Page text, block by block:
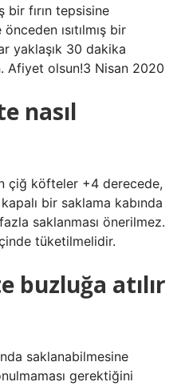
bir fırın tepsisine
ısıtılmış bir
yaklaşık 30 dakika
Afiyet olsun!3 Nisan 2020
nasıl
çiğ köfteler +4 derecede,
bir saklama kabında
saklanması önerilmez.
tüketilmelidir.
buzluğa atılır
saklanabilmesine
gerektiğini